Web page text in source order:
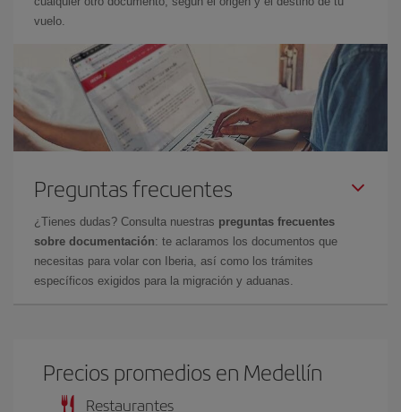
vuelo.
Preguntas frecuentes
¿Tienes dudas? Consulta nuestras preguntas frecuentes
sobre documentación: te aclaramos los documentos que
necesitas para volar con Iberia, así como los trámites
específicos exigidos para la migración y aduanas.
Precios promedios en Medellín
Restaurantes